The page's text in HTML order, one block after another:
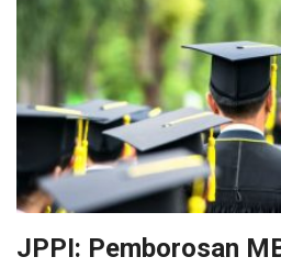
JPPI: Pemborosan